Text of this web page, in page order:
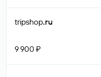
tripshop.ru
9 900 ₽